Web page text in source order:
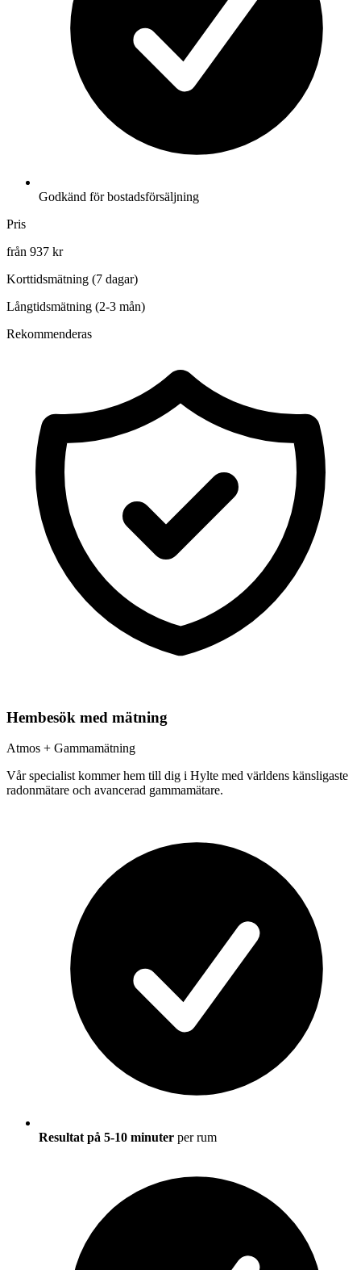
Godkänd för bostadsförsäljning
Pris
från 937 kr
Korttidsmätning (7 dagar)
Långtidsmätning (2-3 mån)
Rekommenderas
Hembesök med mätning
Atmos + Gammamätning
Vår specialist kommer hem till dig i Hylte med världens känsligaste
radonmätare och avancerad gammamätare.
Resultat på 5-10 minuter per rum